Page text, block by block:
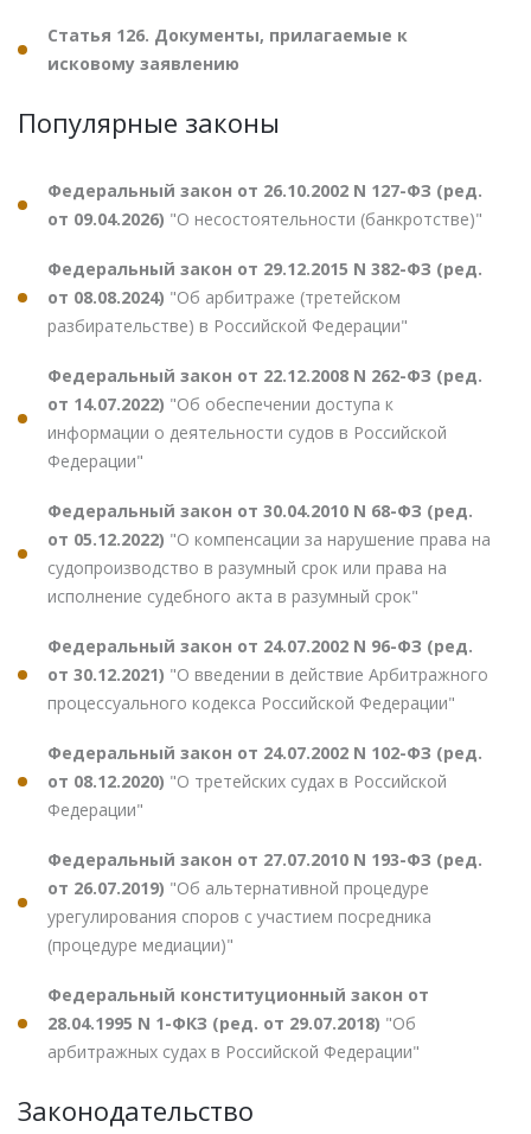
Статья 126. Документы, прилагаемые к
исковому заявлению
Популярные законы
Федеральный закон от 26.10.2002 N 127-ФЗ (ред.
от 09.04.2026) "О несостоятельности (банкротстве)"
Федеральный закон от 29.12.2015 N 382-ФЗ (ред.
от 08.08.2024) "Об арбитраже (третейском
разбирательстве) в Российской Федерации"
Федеральный закон от 22.12.2008 N 262-ФЗ (ред.
от 14.07.2022) "Об обеспечении доступа к
информации о деятельности судов в Российской
Федерации"
Федеральный закон от 30.04.2010 N 68-ФЗ (ред.
от 05.12.2022) "О компенсации за нарушение права на
судопроизводство в разумный срок или права на
исполнение судебного акта в разумный срок"
Федеральный закон от 24.07.2002 N 96-ФЗ (ред.
от 30.12.2021) "О введении в действие Арбитражного
процессуального кодекса Российской Федерации"
Федеральный закон от 24.07.2002 N 102-ФЗ (ред.
от 08.12.2020) "О третейских судах в Российской
Федерации"
Федеральный закон от 27.07.2010 N 193-ФЗ (ред.
от 26.07.2019) "Об альтернативной процедуре
урегулирования споров с участием посредника
(процедуре медиации)"
Федеральный конституционный закон от
28.04.1995 N 1-ФКЗ (ред. от 29.07.2018) "Об
арбитражных судах в Российской Федерации"
Законодательство